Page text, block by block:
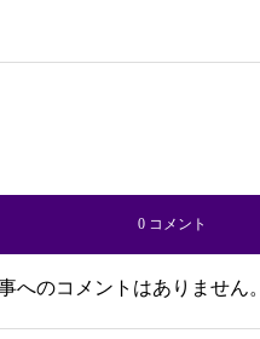
0 コメント
へのコメントはありません。